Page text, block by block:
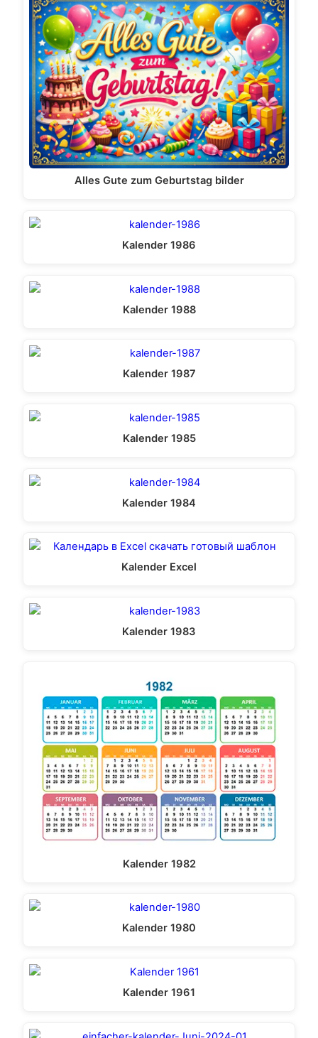
Alles Gute zum Geburtstag bilder
Kalender 1986
Kalender 1988
Kalender 1987
Kalender 1985
Kalender 1984
Kalender Excel
Kalender 1983
Kalender 1982
Kalender 1980
Kalender 1961